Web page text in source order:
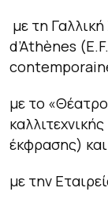
με τη
d’Athènes
με το
έκφρασης) και
με την